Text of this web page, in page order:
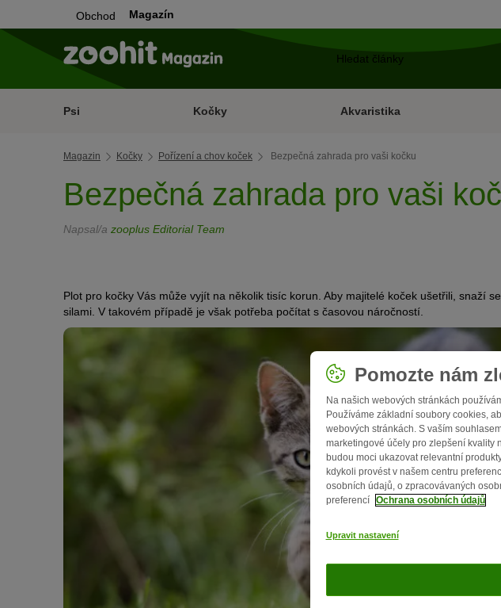
Obchod Magazín
Psi Kočky Akvaristika
Magazin Kočky Pořízení a chov koček Bezpečná zahrada pro vaši kočku
Bezpečná zahrada pro vaši
Napsal/a zooplus Editorial Team
Plot pro kočky Vás může vyjít na několik tisíc korun. Aby majitelé koček ušetřili, snaží
silami. V takovém případě je však potřeba počítat s časovou náročností.
Pomozte nám
Na našich webových stránkách
Používáme základní soubory cookies,
webových stránkách. S vaším
marketingové účely pro zlepšení kvality
budou moci ukazovat relevantní
kdykoli provést v našem centru
osobních údajů, o zpracovávaných
preferencí Ochrana osobních údajů
Upravit nastavení